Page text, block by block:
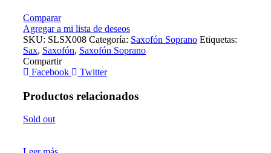
Comparar
Agregar a mi lista de deseos
SKU: SLSX008 Categoría: Saxofón Soprano Etiquetas:
Sax, Saxofón, Saxofón Soprano
Compartir
Facebook
Twitter
Productos relacionados
Sold out